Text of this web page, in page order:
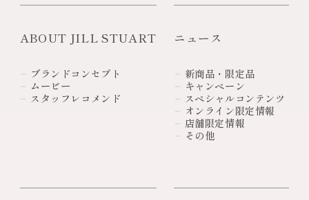
ABOUT JILL STUART
ブランドコンセプト
ムービー
スタッフレコメンド
ニュース
新商品・限定品
キャンペーン
スペシャルコンテンツ
オンライン限定情報
店舗限定情報
その他